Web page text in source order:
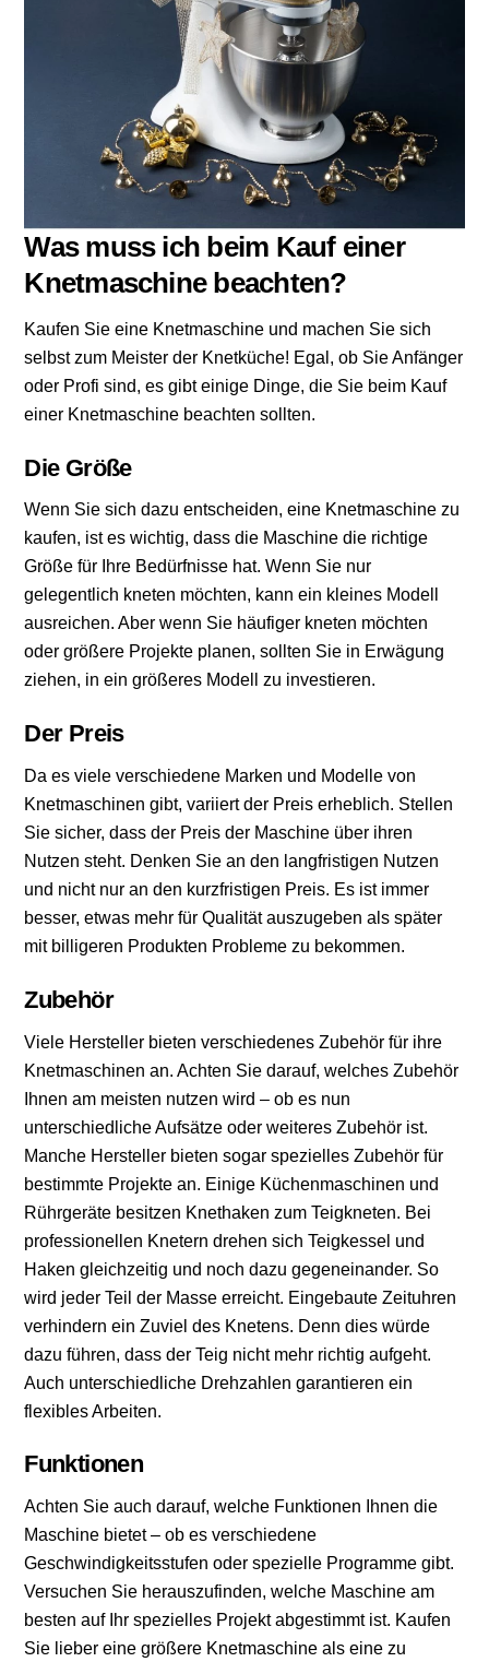
Was muss ich beim Kauf einer
Knetmaschine beachten?
Kaufen Sie eine Knetmaschine und machen Sie sich
selbst zum Meister der Knetküche! Egal, ob Sie Anfänger
oder Profi sind, es gibt einige Dinge, die Sie beim Kauf
einer Knetmaschine beachten sollten.
Die Größe
Wenn Sie sich dazu entscheiden, eine Knetmaschine zu
kaufen, ist es wichtig, dass die Maschine die richtige
Größe für Ihre Bedürfnisse hat. Wenn Sie nur
gelegentlich kneten möchten, kann ein kleines Modell
ausreichen. Aber wenn Sie häufiger kneten möchten
oder größere Projekte planen, sollten Sie in Erwägung
ziehen, in ein größeres Modell zu investieren.
Der Preis
Da es viele verschiedene Marken und Modelle von
Knetmaschinen gibt, variiert der Preis erheblich. Stellen
Sie sicher, dass der Preis der Maschine über ihren
Nutzen steht. Denken Sie an den langfristigen Nutzen
und nicht nur an den kurzfristigen Preis. Es ist immer
besser, etwas mehr für Qualität auszugeben als später
mit billigeren Produkten Probleme zu bekommen.
Zubehör
Viele Hersteller bieten verschiedenes Zubehör für ihre
Knetmaschinen an. Achten Sie darauf, welches Zubehör
Ihnen am meisten nutzen wird – ob es nun
unterschiedliche Aufsätze oder weiteres Zubehör ist.
Manche Hersteller bieten sogar spezielles Zubehör für
bestimmte Projekte an. Einige Küchenmaschinen und
Rührgeräte besitzen Knethaken zum Teigkneten. Bei
professionellen Knetern drehen sich Teigkessel und
Haken gleichzeitig und noch dazu gegeneinander. So
wird jeder Teil der Masse erreicht. Eingebaute Zeituhren
verhindern ein Zuviel des Knetens. Denn dies würde
dazu führen, dass der Teig nicht mehr richtig aufgeht.
Auch unterschiedliche Drehzahlen garantieren ein
flexibles Arbeiten.
Funktionen
Achten Sie auch darauf, welche Funktionen Ihnen die
Maschine bietet – ob es verschiedene
Geschwindigkeitsstufen oder spezielle Programme gibt.
Versuchen Sie herauszufinden, welche Maschine am
besten auf Ihr spezielles Projekt abgestimmt ist. Kaufen
Sie lieber eine größere Knetmaschine als eine zu